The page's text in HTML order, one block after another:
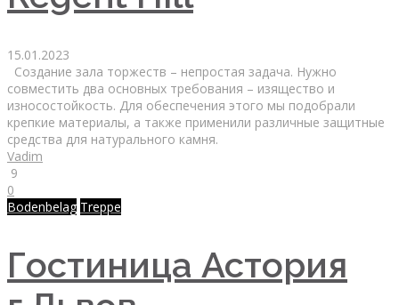
15.01.2023
Создание зала торжеств – непростая задача. Нужно
совместить два основных требования – изящество и
износостойкость. Для обеспечения этого мы подобрали
крепкие материалы, а также применили различные защитные
средства для натурального камня.
Vadim
9
0
Bodenbelag Treppe
Гостиница Астория